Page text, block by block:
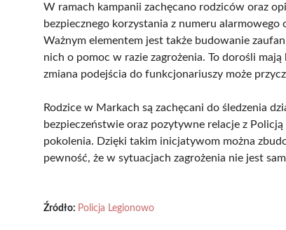
W ramach kampanii zachęcano rodziców oraz
bezpiecznego korzystania z numeru
Ważnym elementem jest także budowanie
nich o pomoc w razie zagrożenia. To dorośli
zmiana podejścia do funkcjonariuszy może
Rodzice w Markach są zachęcani do śledzenia
bezpieczeństwie oraz pozytywne relacje z
pokolenia. Dzięki takim inicjatywom można
pewność, że w sytuacjach zagrożenia nie jest
Źródło: Policja Legionowo